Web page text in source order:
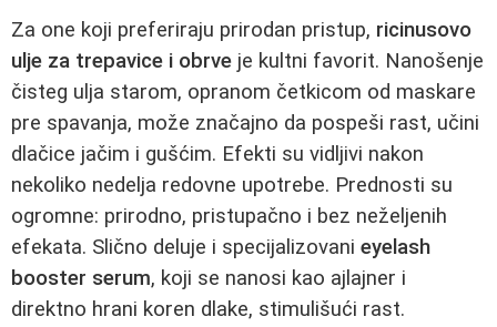
Za one koji preferiraju prirodan pristup, ricinusovo
ulje za trepavice i obrve je kultni favorit. Nanošenje
čisteg ulja starom, opranom četkicom od maskare
pre spavanja, može značajno da pospeši rast, učini
dlačice jačim i gušćim. Efekti su vidljivi nakon
nekoliko nedelja redovne upotrebe. Prednosti su
ogromne: prirodno, pristupačno i bez neželjenih
efekata. Slično deluje i specijalizovani eyelash
booster serum, koji se nanosi kao ajlajner i
direktno hrani koren dlake, stimulišući rast.